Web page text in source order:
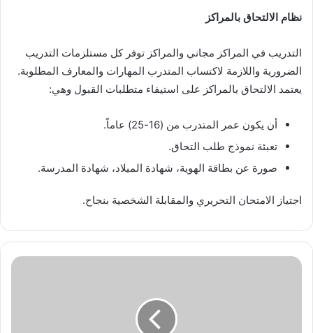
نظام الالتحاق بالمراكز
التدريب في المراكز مجاني والمراكز توفر كل مستلزمات التدريب
الضرورية واللازمة لاكتساب المتدرب المهارات والمعارف المطلوبة.
يعتمد الالتحاق بالمراكز على استيفاء متطلبات القبول وهي:
أن يكون عمر المتدرب من (16-25) عاماً.
تعبئة نموذج طلب التحاق.
صورة عن بطاقة الهوية، شهادة الميلاد، شهادة المدرسة.
اجتياز الامتحان التحريري والمقابلة الشخصية بنجاح.